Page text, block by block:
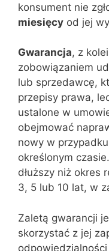
konsument nie
miesięcy od jej
Gwarancja, z
zobowiązaniem
lub sprzedawcę,
przepisy prawa,
ustalone w
obejmować
nowy w
określonym
dłuższy niż okres
3, 5 lub 10 lat, w
Zaletą gwarancji
skorzystać z jej